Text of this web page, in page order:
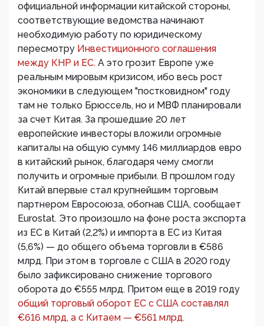
официальной информации китайской стороны,
соответствующие ведомства начинают
необходимую работу по юридическому
пересмотру Инвестиционного соглашения
между КНР и ЕС. А это грозит Европе уже
реальным мировым кризисом, ибо весь рост
экономики в следующем "постковидном" году
там не только Брюссель, но и МВФ планировали
за счет Китая. За прошедшие 20 лет
европейские инвесторы вложили огромные
капиталы на общую сумму 146 миллиардов евро
в китайский рынок, благодаря чему смогли
получить и огромные прибыли. В прошлом году
Китай впервые стал крупнейшим торговым
партнером Евросоюза, обогнав США, сообщает
Eurostat. Это произошло на фоне роста экспорта
из ЕС в Китай (2,2%) и импорта в ЕС из Китая
(5,6%) — до общего объема торговли в €586
млрд. При этом в торговле с США в 2020 году
было зафиксировано снижение торгового
оборота до €555 млрд. Притом еще в 2019 году
общий торговый оборот ЕС с США составлял
€616 млрд, а с Китаем — €561 млрд.